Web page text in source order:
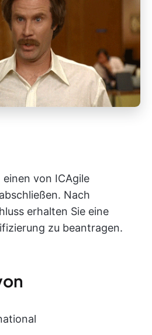
einen von ICAgile
Nach
erhalten Sie eine
zu beantragen.